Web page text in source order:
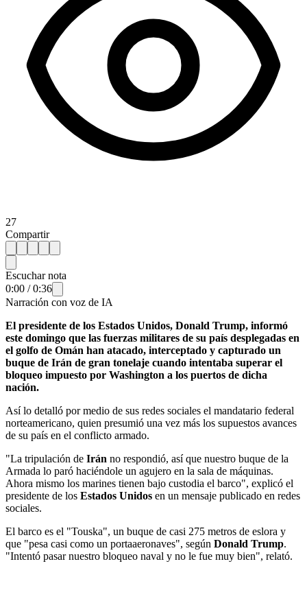
27
Compartir
Escuchar nota
0:00 /0:36
Narración con voz de IA
El presidente de los Estados Unidos, Donald Trump, informó
este domingo que las fuerzas militares de su país desplegadas en
el golfo de Omán han atacado, interceptado y capturado un
buque de Irán de gran tonelaje cuando intentaba superar el
bloqueo impuesto por Washington a los puertos de dicha
nación.
Así lo detalló por medio de sus redes sociales el mandatario federal
norteamericano, quien presumió una vez más los supuestos avances
de su país en el conflicto armado.
"La tripulación de Irán no respondió, así que nuestro buque de la
Armada lo paró haciéndole un agujero en la sala de máquinas.
Ahora mismo los marines tienen bajo custodia el barco", explicó el
presidente de los Estados Unidos en un mensaje publicado en redes
sociales.
El barco es el "Touska", un buque de casi 275 metros de eslora y
que "pesa casi como un portaaeronaves", según Donald Trump.
"Intentó pasar nuestro bloqueo naval y no le fue muy bien", relató.